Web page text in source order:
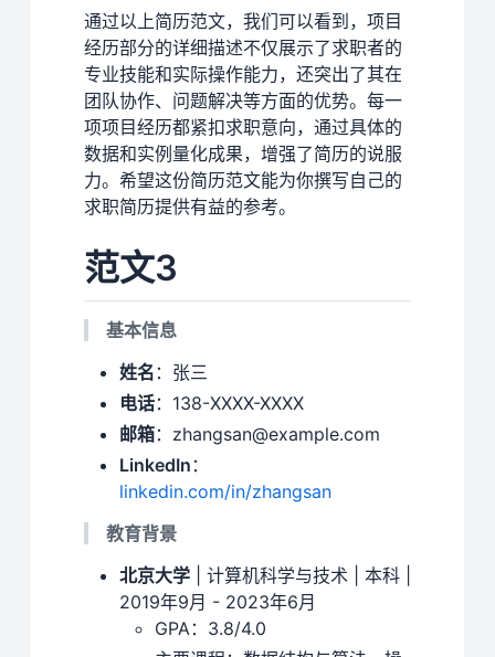
通过以上简历范文，我们可以看到，项目
经历部分的详细描述不仅展示了求职者的
专业技能和实际操作能力，还突出了其在
团队协作、问题解决等方面的优势。每一
项项目经历都紧扣求职意向，通过具体的
数据和实例量化成果，增强了简历的说服
力。希望这份简历范文能为你撰写自己的
求职简历提供有益的参考。
范文3
基本信息
姓名 ：张三
电话：138-XXXX-XXXX
邮箱：zhangsan@example.com
LinkedIn ：
linkedin.com/in/zhangsan
教育背景
北京大学 | 计算机科学与技术 | 本科 |
2019年9月 - 2023年6月
GPA：3.8/4.0